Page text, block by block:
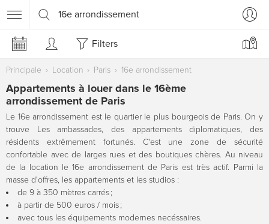
16e arrondissement
Filters
Principale Location Paris 16e arrondissement
Appartements à louer dans le 16ème
arrondissement de Paris
Le 16e arrondissement est le quartier le plus bourgeois de Paris. On y
trouve Les ambassades, des appartements diplomatiques, des
résidents extrêmement fortunés. C'est une zone de sécurité
confortable avec de larges rues et des boutiques chères. Au niveau
de la location le 16e arrondissement de Paris est très actif. Parmi la
masse d'offres, les appartements et les studios :
de 9 à 350 mètres carrés ;
à partir de 500 euros / mois ;
avec tous les équipements modernes necéssaires.